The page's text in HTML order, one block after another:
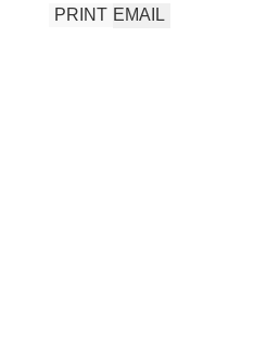
EMAIL
PRINT